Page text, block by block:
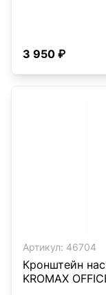
3 950 ₽
Артикул: 46704
Кронштейн
KROMAX